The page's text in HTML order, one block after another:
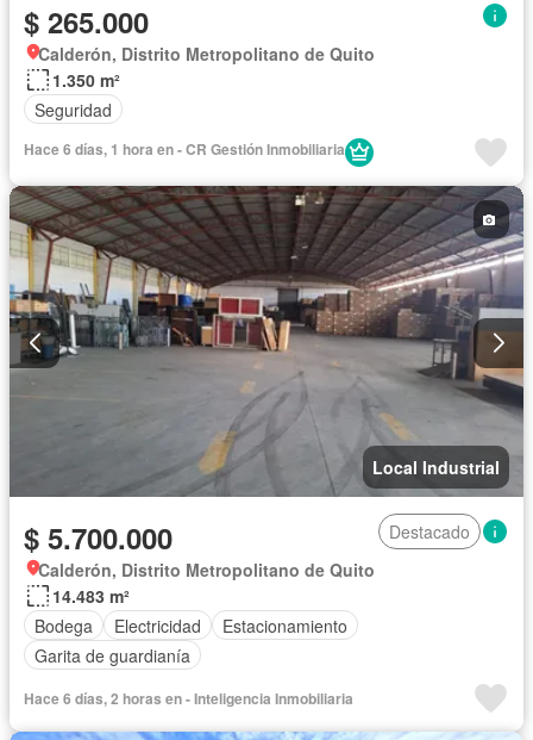
$ 265.000
Calderón, Distrito Metropolitano de Quito
1.350 m²
Seguridad
Hace 6 días, 1 hora en - CR Gestión Inmobiliaria
Local Industrial
$ 5.700.000
Destacado
Calderón, Distrito Metropolitano de Quito
14.483 m²
Bodega
Electricidad
Estacionamiento
Garita de guardianía
Hace 6 días, 2 horas en - Inteligencia Inmobiliaria